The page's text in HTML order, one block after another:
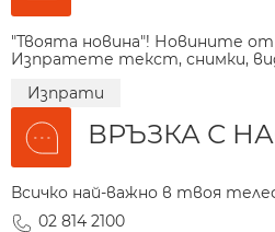
"Твоята новина"! Новините
Изпратете текст, снимки,
Изпрати
ВРЪЗКА С
Всичко най-важно в твоя
02 814 2100